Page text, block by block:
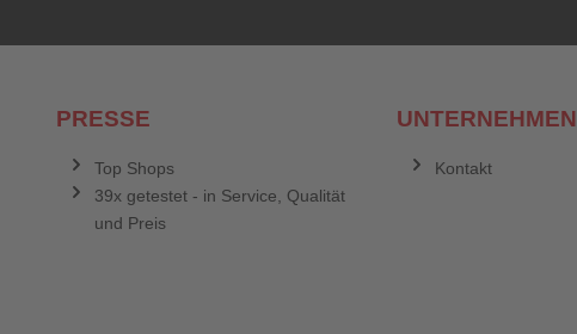
PRESSE
Top Shops
39x getestet - in Service, Qualität
und Preis
UNTERNEHMEN
Kontakt